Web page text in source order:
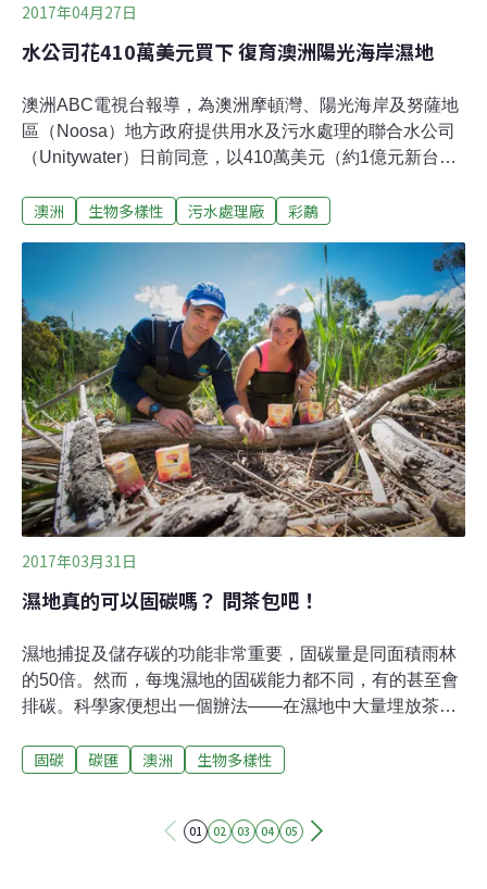
2017年04月27日
水公司花410萬美元買下 復育澳洲陽光海岸濕地
澳洲ABC電視台報導，為澳洲摩頓灣、陽光海岸及努薩地
區（Noosa）地方政府提供用水及污水處理的聯合水公司
（Unitywater）日前同意，以410萬美元（約1億元新台
最早用於種植甘蔗，後來被賣給地產商，但在當地蔗糖產
主沒有好好維謢水閘門，以致漲潮時馬奇河的河水會淹沒
這片土地。然而，此地在2015年底再度被租來種甘蔗。為
了甘蔗的生長，濕地中的水又遭排乾——儘管當地環保人
士抗議，表示這塊地已有稀有鳥類定居。鳥類多達150種
不乏瀕危物種澳洲鳥類聯盟陽光海岸分部的葛瑞格‧羅伯茲
（Greg Roberts）認為，聯合水公司買下甘蔗園並將其恢
復成濕地，對環境是一大福音。「2015前水還沒被被排乾
時，這裡是一大群瀕危和稀有鳥類的棲地，現在我們可以
期待牠們重新出現。」羅伯茲說，棲息在此的鳥類
澳洲 生物多樣性 污水處理廠 彩鷸
2017年03月31日
濕地真的可以固碳嗎？ 問茶包吧！
濕地捕捉及儲存碳的功能非常重要，固碳量是同面積雨林
的50倍。然而，每塊濕地的固碳能力都不同，有的甚至會
排碳。科學家便想出一個辦法——在濕地中大量埋放茶
了大量的碳；分解得慢，則代表土壤可以有效儲存碳。根
麥克里迪 （Peter Macreadie）擔任主持人，號召各國公
固碳 碳匯 澳洲 生物多樣性
01 02 03 04 05